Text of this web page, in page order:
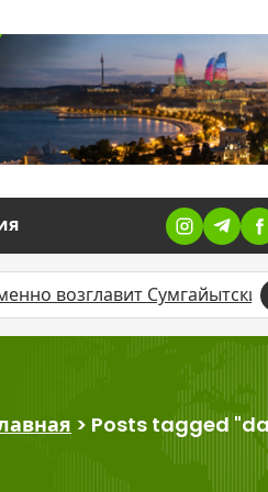
возглавит
> Posts tagged